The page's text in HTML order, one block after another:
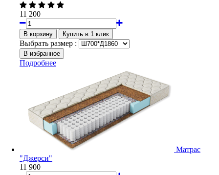
11 200
Выбрать размер :
Подробнее
Матрас
"Джерси"
11 900